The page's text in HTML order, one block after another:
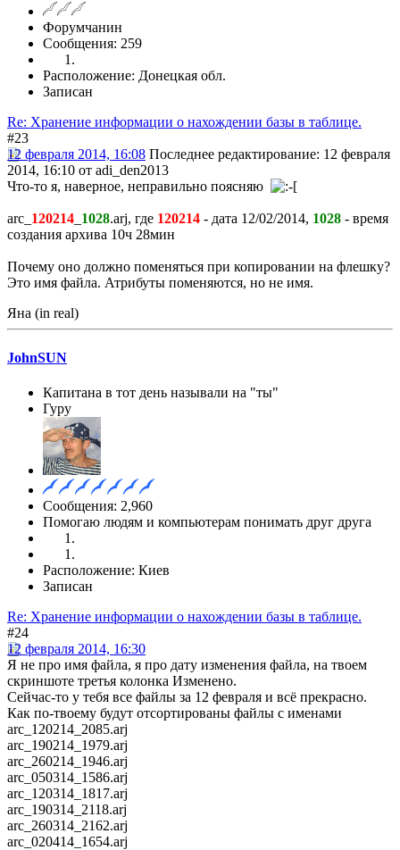
Форумчанин
Сообщения: 259
Расположение: Донецкая обл.
Записан
Re: Хранение информации о нахождении базы в таблице.
#23
12 февраля 2014, 16:08 Последнее редактирование: 12 февраля
2014, 16:10 от adi_den2013
Что-то я, наверное, неправильно поясняю
arc_ 120214 1028.arj, где 120214 - дата 12/02/2014, 1028 - время
создания архива 10ч 28мин
Почему оно должно поменяться при копировании на флешку?
Это имя файла. Атрибуты поменяются, но не имя.
Яна (in real)
JohnSUN
Капитана в тот день называли на "ты"
Гуру
Сообщения: 2,960
Помогаю людям и компьютерам понимать друг друга
Расположение: Киев
Записан
Re: Хранение информации о нахождении базы в таблице.
#24
12 февраля 2014, 16:30
Я не про имя файла, я про дату изменения файла, на твоем
скриншоте третья колонка Изменено.
Сейчас-то у тебя все файлы за 12 февраля и всё прекрасно.
Как по-твоему будут отсортированы файлы с именами
arc_120214_2085.arj
arc_190214_1979.arj
arc_260214_1946.arj
arc_050314_1586.arj
arc_120314_1817.arj
arc_190314_2118.arj
arc_260314_2162.arj
arc_020414_1654.arj